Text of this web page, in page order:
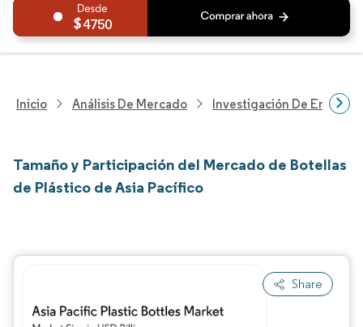
4750
Inicio Análisis De Mercado Investigación De Envases
Tamaño y Participación del Mercado de Botellas
de Plástico de Asia Pacífico
Share